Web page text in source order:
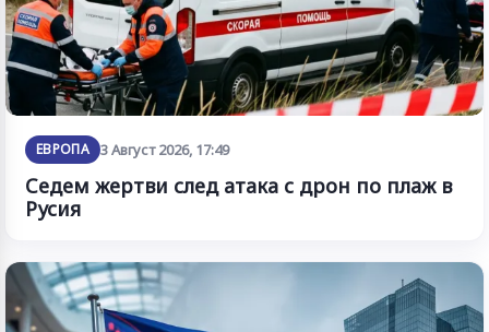
ЕВРОПА 3 Август 2026, 17:49
Седем жертви след атака с дрон по плаж в
Русия